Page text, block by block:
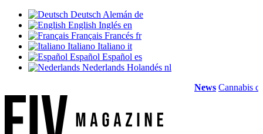
Deutsch Alemán de
English Inglés en
Français Francés fr
Italiano Italiano it
Español Español es
Nederlands Holandés nl
News Cannabis con